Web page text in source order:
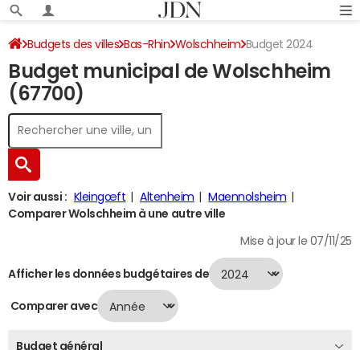
Budgets des villes Bas-Rhin Wolschheim Budget 2024
Budget municipal de Wolschheim
(67700)
Voir aussi : Kleingœft Altenheim
Maennolsheim
Comparer Wolschheim à une autre ville
Mise à jour le 07/11/25
Afficher les données budgétaires de
Comparer avec
Budget général